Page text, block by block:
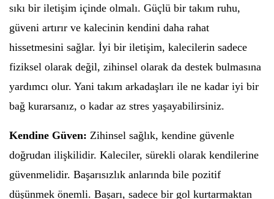
sıkı bir iletişim içinde olmalı. Güçlü bir takım ruhu,
güveni artırır ve kalecinin kendini daha rahat
hissetmesini sağlar. İyi bir iletişim, kalecilerin sadece
fiziksel olarak değil, zihinsel olarak da destek bulmasına
yardımcı olur. Yani takım arkadaşları ile ne kadar iyi bir
bağ kurarsanız, o kadar az stres yaşayabilirsiniz.
Kendine Güven: Zihinsel sağlık, kendine güvenle
doğrudan ilişkilidir. Kaleciler, sürekli olarak kendilerine
güvenmelidir. Başarısızlık anlarında bile pozitif
düşünmek önemli. Başarı, sadece bir gol kurtarmaktan